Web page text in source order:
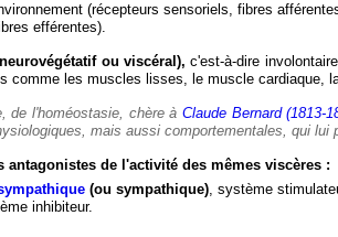
(récepteurs sensoriels, fibres
efférentes).
ou viscéral), c'est-à-dire
comme les muscles lisses, le muscle cardiaque,
de l'homéostasie, chère àClaude Bernard (1813-
mais aussi comportementales, qui lui
antagonistes de l'activité des mêmes viscères :
(ou sympathique), système
inhibiteur.